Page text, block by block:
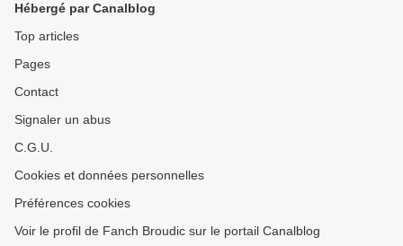
Hébergé par Canalblog
Top articles
Pages
Contact
Signaler un abus
C.G.U.
Cookies et données personnelles
Préférences cookies
Voir le profil de Fanch Broudic sur le portail Canalblog